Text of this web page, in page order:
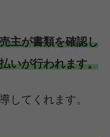
主が書類を確認し
いが行われます。
してくれます。